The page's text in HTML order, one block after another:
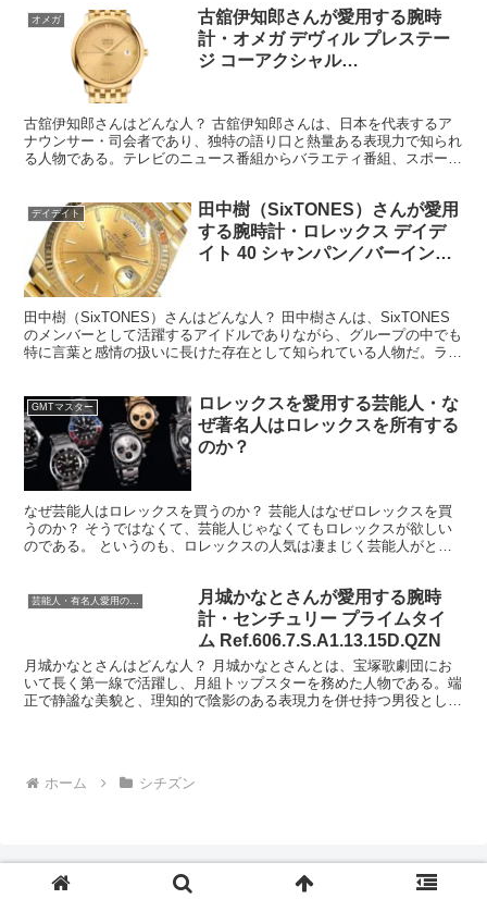
オメガ
古舘伊知郎さんが愛用する腕時
計・オメガ デヴィル プレステー
ジ コーアクシャル
古舘伊知郎さんはどんな人？ 古舘伊知郎さんは、日本を代表するア
ナウンサー・司会者であり、独特の語り口と熱量ある表現力で知られ
る人物である。テレビのニュース番組からバラエティ番組、スポーツ
デイデイト
田中樹（SixTONES）さんが愛用
する腕時計・ロレックス デイデ
イト 40 シャンパン／バーインデ
田中樹（SixTONES）さんはどんな人？ 田中樹さんは、SixTONES
のメンバーとして活躍するアイドルでありながら、グループの中でも
特に言葉と感情の扱いに長けた存在として知られている人物だ。ラッ
GMTマスター
ロレックスを愛用する芸能人・な
ぜ著名人はロレックスを所有する
のか？
なぜ芸能人はロレックスを買うのか？ 芸能人はなぜロレックスを買
うのか？ そうではなくて、芸能人じゃなくてもロレックスが欲しい
のである。 というのも、ロレックスの人気は凄まじく芸能人がとい
芸能人・有名人愛用の腕時計
月城かなとさんが愛用する腕時
計・センチュリー プライムタイ
ム Ref.606.7.S.A1.13.15D.QZN
月城かなとさんはどんな人？ 月城かなとさんとは、宝塚歌劇団にお
いて長く第一線で活躍し、月組トップスターを務めた人物である。端
正で静謐な美貌と、理知的で陰影のある表現力を併せ持つ男役とし
ホーム シチズン